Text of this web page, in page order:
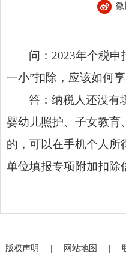
微
问：2023年个税申
一小”扣除，应该如何享
答：纳税人还没有
婴幼儿照护、子女教育
的，可以在手机个人所
单位填报专项附加扣除
版权声明 | 网站地图 |